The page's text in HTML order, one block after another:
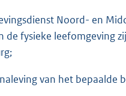
Noord- en
fysieke leefomgeving
van het bepaalde